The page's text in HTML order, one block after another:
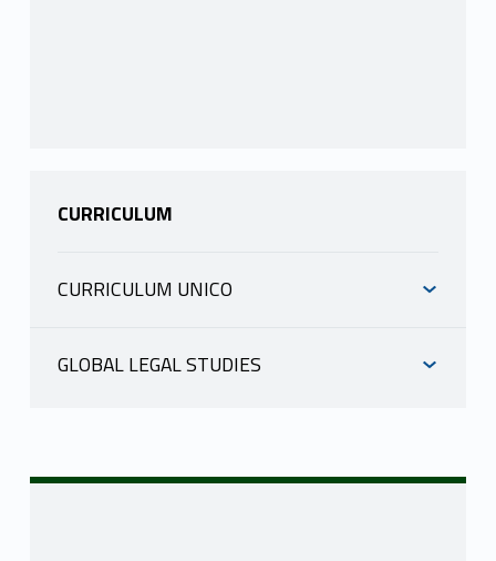
CURRICULUM
CURRICULUM UNICO
GLOBAL LEGAL STUDIES
TOTI ENRICO